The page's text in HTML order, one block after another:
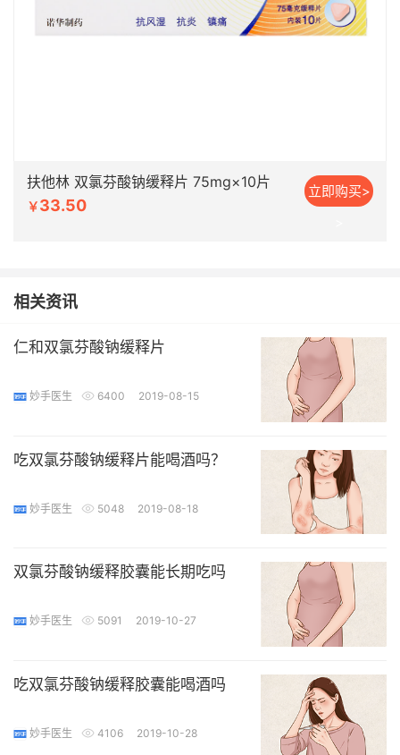
扶他林 双氯芬酸钠缓释片 75mg×10片
￥33.50
立即购买>
相关资讯
仁和双氯芬酸钠缓释片
妙手医生 6400 2019-08-15
吃双氯芬酸钠缓释片能喝酒吗？
妙手医生 5048 2019-08-18
双氯芬酸钠缓释胶囊能长期吃吗
妙手医生 5091 2019-10-27
吃双氯芬酸钠缓释胶囊能喝酒吗
妙手医生 4106 2019-10-28